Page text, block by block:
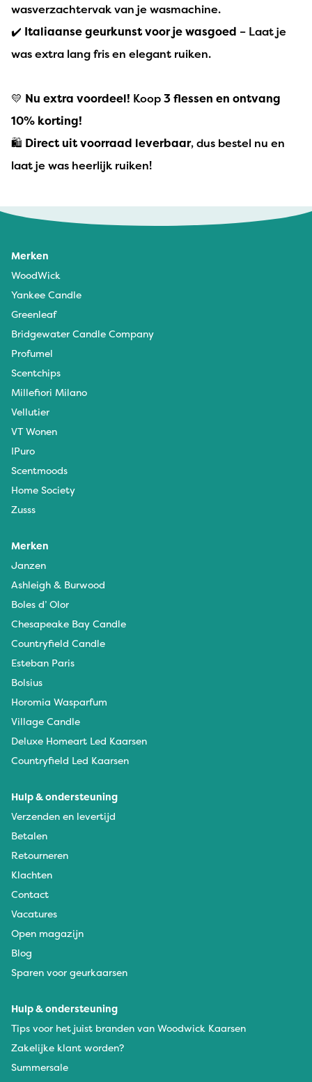
wasverzachtervak van je wasmachine.
✔️ Italiaanse geurkunst voor je wasgoed – Laat je
was extra lang fris en elegant ruiken.
💛 Nu extra voordeel! Koop3 flessen en ontvang
10% korting!
🛍️ Direct uit voorraad leverbaar, dus bestel nu en
laat je was heerlijk ruiken!
Merken
WoodWick
Yankee Candle
Greenleaf
Bridgewater Candle Company
Profumel
Scentchips
Millefiori Milano
Vellutier
VT Wonen
IPuro
Scentmoods
Home Society
Zusss
Merken
Janzen
Ashleigh & Burwood
Boles d’ Olor
Chesapeake Bay Candle
Countryfield Candle
Esteban Paris
Bolsius
Horomia Wasparfum
Village Candle
Deluxe Homeart Led Kaarsen
Countryfield Led Kaarsen
Hulp & ondersteuning
Verzenden en levertijd
Betalen
Retourneren
Klachten
Contact
Vacatures
Open magazijn
Blog
Sparen voor geurkaarsen
Hulp & ondersteuning
Tips voor het juist branden van Woodwick Kaarsen
Zakelijke klant worden?
Summersale